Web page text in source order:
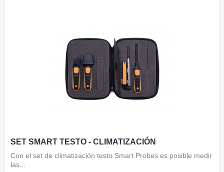
SET SMART TESTO - CLIMATIZACIÓN
Con el set de climatización testo Smart Probes es posible medir
las...